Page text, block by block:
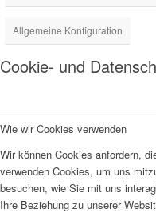
Allgemeine Konfiguration
Cookie- und
Wie wir Cookies verwenden
Wir können Cookies anfordern,
verwenden Cookies, um uns
besuchen, wie Sie mit uns
Ihre Beziehung zu unserer